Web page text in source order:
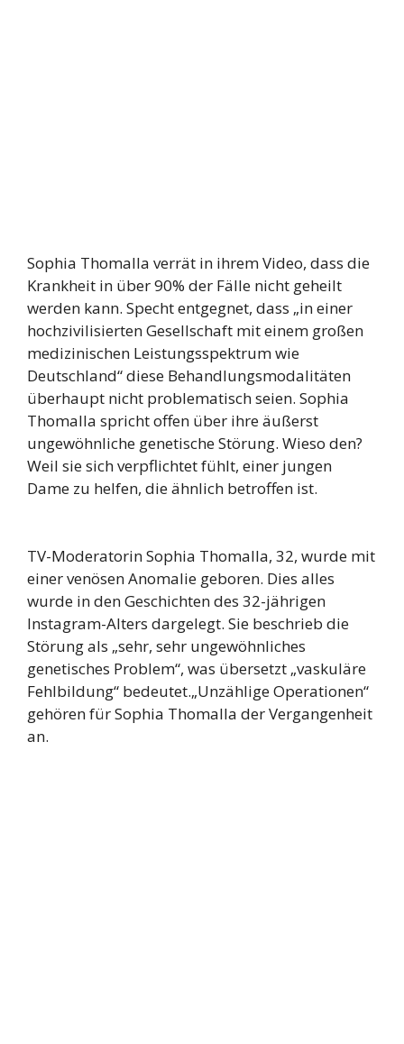
Sophia Thomalla verrät in ihrem Video, dass die
Krankheit in über 90% der Fälle nicht geheilt
werden kann. Specht entgegnet, dass „in einer
hochzivilisierten Gesellschaft mit einem großen
medizinischen Leistungsspektrum wie
Deutschland“ diese Behandlungsmodalitäten
überhaupt nicht problematisch seien. Sophia
Thomalla spricht offen über ihre äußerst
ungewöhnliche genetische Störung. Wieso den?
Weil sie sich verpflichtet fühlt, einer jungen
Dame zu helfen, die ähnlich betroffen ist.
TV-Moderatorin Sophia Thomalla, 32, wurde mit
einer venösen Anomalie geboren. Dies alles
wurde in den Geschichten des 32-jährigen
Instagram-Alters dargelegt. Sie beschrieb die
Störung als „sehr, sehr ungewöhnliches
genetisches Problem“, was übersetzt „vaskuläre
Fehlbildung“ bedeutet.„Unzählige Operationen“
gehören für Sophia Thomalla der Vergangenheit
an.